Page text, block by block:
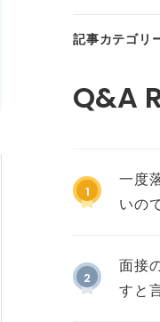
記事カテゴリ
1
一度
いの
2
面接
すと